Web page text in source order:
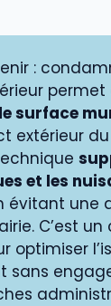
:
permet
surface
extérieur
et les
évitant une
C’est un
optimiser
sans